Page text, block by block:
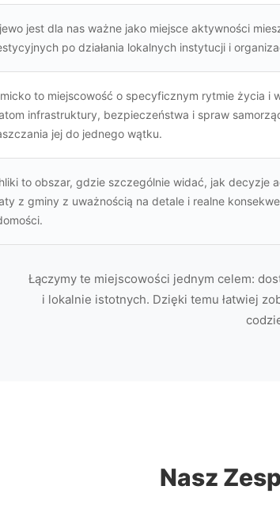
jest dla nas ważne jako miejsce aktywności
po działania lokalnych instytucji i
to miejscowość o specyficznym rytmie życia i
infrastruktury, bezpieczeństwa i spraw
jej do jednego wątku.
to obszar, gdzie szczególnie widać, jak decyzje
z gminy z uważnością na detale i realne
Łączymy te miejscowości jednym celem:
i lokalnie istotnych. Dzięki temu łatwiej
Nasz